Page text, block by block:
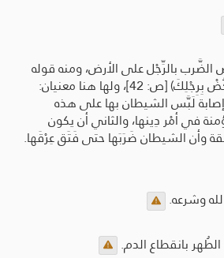
الضَّرب بالرِّجْل على الأرض، ومنه قوله
تعالى: (ارْكُضْ بِرِجْلِكَ) [ص: 42]، ولها هنا معنيان:
إصابة لَبَّس الشيطان بها على هذه
في أمْر دِينها، والثاني أن يكون
وأن الشيطان ضَرَبَها حتى فَتَق عِرْقَها.
وشرعه.
بانقطاع الدم.